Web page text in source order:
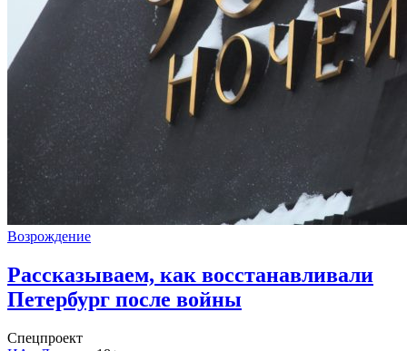
Возрождение
Рассказываем, как восстанавливали
Петербург после войны
Спецпроект